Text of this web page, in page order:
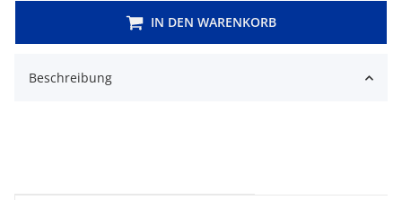
IN DEN WARENKORB
Beschreibung